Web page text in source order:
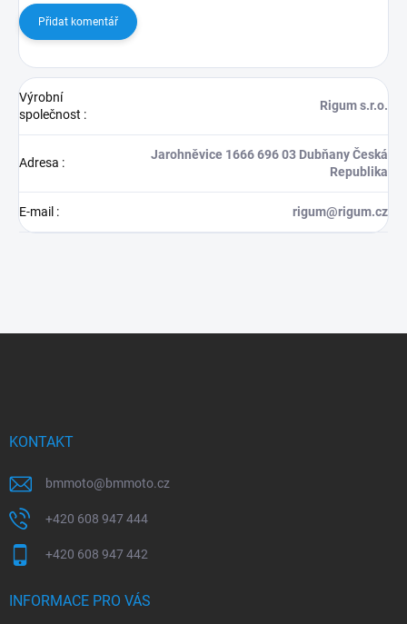
Přidat komentář
Výrobní
společnost :
Rigum s.r.o.
Adresa :
Jarohněvice 1666 696 03 Dubňany Česká
Republika
E-mail : rigum@rigum.cz
KONTAKT
bmmoto@bmmoto.cz
+420 608 947 444
+420 608 947 442
INFORMACE PRO VÁS